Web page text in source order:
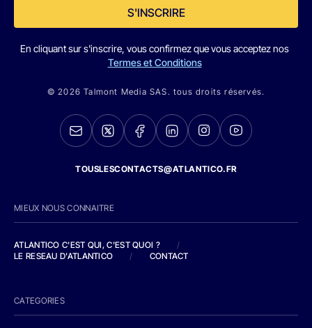
S'INSCRIRE
En cliquant sur s'inscrire, vous confirmez que vous acceptez nos
Termes et Conditions
© 2026 Talmont Media SAS. tous droits réservés.
TOUSLESCONTACTS@ATLANTICO.FR
MIEUX NOUS CONNAITRE
ATLANTICO C'EST QUI, C'EST QUOI ?
/
LE RESEAU D'ATLANTICO
/ CONTACT
CATEGORIES